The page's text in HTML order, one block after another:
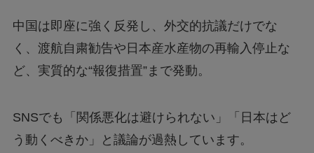
中国は即座に強く反発し、外交的抗議だけでな
く、渡航自粛勧告や日本産水産物の再輸入停止な
ど、実質的な“報復措置”まで発動。
SNSでも「関係悪化は避けられない」「日本はど
う動くべきか」と議論が過熱しています。